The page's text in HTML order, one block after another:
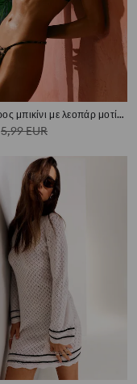
Κάτω μέρος μπικίνι με λεοπάρ μοτίβο
5,99EUR